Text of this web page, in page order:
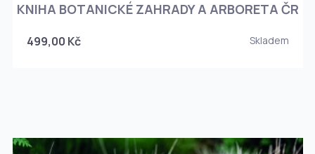
KNIHA BOTANICKÉ ZAHRADY A ARBORETA ČR
499,00 Kč Skladem